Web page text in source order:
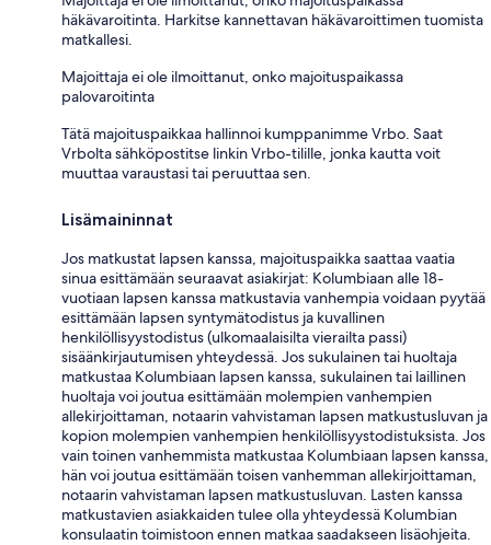
häkävaroitinta. Harkitse kannettavan häkävaroittimen tuomista
matkallesi.
Majoittaja ei ole ilmoittanut, onko majoituspaikassa
palovaroitinta
Tätä majoituspaikkaa hallinnoi kumppanimme Vrbo. Saat
Vrbolta sähköpostitse linkin Vrbo-tilille, jonka kautta voit
muuttaa varaustasi tai peruuttaa sen.
Lisämaininnat
Jos matkustat lapsen kanssa, majoituspaikka saattaa vaatia
sinua esittämään seuraavat asiakirjat: Kolumbiaan alle 18-
vuotiaan lapsen kanssa matkustavia vanhempia voidaan pyytää
esittämään lapsen syntymätodistus ja kuvallinen
henkilöllisyystodistus (ulkomaalaisilta vierailta passi)
sisäänkirjautumisen yhteydessä. Jos sukulainen tai huoltaja
matkustaa Kolumbiaan lapsen kanssa, sukulainen tai laillinen
huoltaja voi joutua esittämään molempien vanhempien
allekirjoittaman, notaarin vahvistaman lapsen matkustusluvan ja
kopion molempien vanhempien henkilöllisyystodistuksista. Jos
vain toinen vanhemmista matkustaa Kolumbiaan lapsen kanssa,
hän voi joutua esittämään toisen vanhemman allekirjoittaman,
notaarin vahvistaman lapsen matkustusluvan. Lasten kanssa
matkustavien asiakkaiden tulee olla yhteydessä Kolumbian
konsulaatin toimistoon ennen matkaa saadakseen lisäohjeita.